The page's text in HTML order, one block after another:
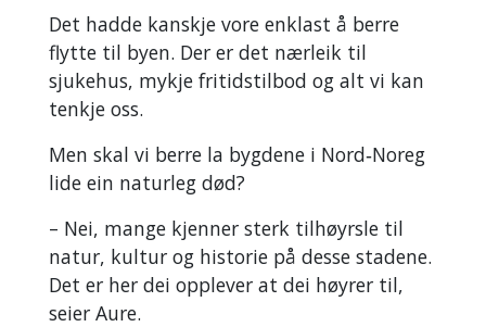
Det hadde kanskje vore enklast å berre
flytte til byen. Der er det nærleik til
sjukehus, mykje fritidstilbod og alt vi kan
tenkje oss.
Men skal vi berre la bygdene i Nord‑Noreg
lide ein naturleg død?
– Nei, mange kjenner sterk tilhøyrsle til
natur, kultur og historie på desse stadene.
Det er her dei opplever at dei høyrer til,
seier Aure.